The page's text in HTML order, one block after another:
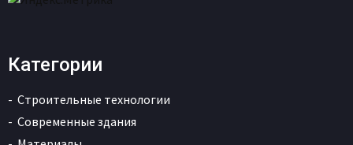
Категории
Строительные технологии
Современные здания